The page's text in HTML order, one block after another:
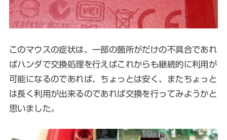
このマウスの症状は、一部の箇所がだけの不具合であれ
ばハンダで交換処理を行えばこれからも継続的に利用が
可能になるのであれば、ちょっとは安く、またちょっと
は長く利用が出来るのであれば交換を行ってみようかと
思いました。